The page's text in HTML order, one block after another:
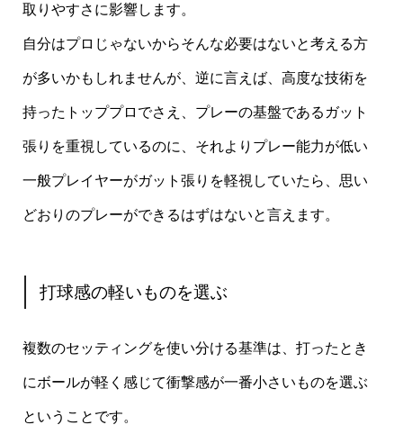
取りやすさに影響します。
自分はプロじゃないからそんな必要はないと考える方
が多いかもしれませんが、逆に言えば、高度な技術を
持ったトッププロでさえ、プレーの基盤であるガット
張りを重視しているのに、それよりプレー能力が低い
一般プレイヤーがガット張りを軽視していたら、思い
どおりのプレーができるはずはないと言えます。
打球感の軽いものを選ぶ
複数のセッティングを使い分ける基準は、打ったとき
にボールが軽く感じて衝撃感が一番小さいものを選ぶ
ということです。